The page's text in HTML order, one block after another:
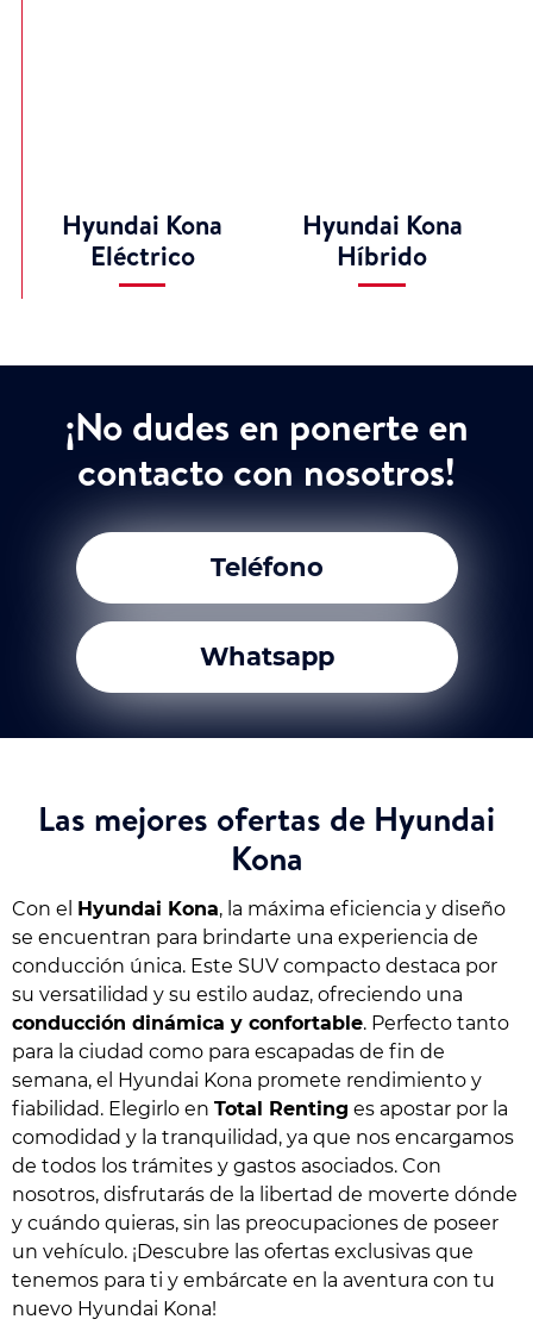
Hyundai Kona
Eléctrico
Hyundai Kona
Híbrido
¡No dudes en ponerte en
contacto con nosotros!
Teléfono
Whatsapp
Las mejores ofertas de Hyundai
Kona
Con el Hyundai Kona, la máxima eficiencia y diseño
se encuentran para brindarte una experiencia de
conducción única. Este SUV compacto destaca por
su versatilidad y su estilo audaz, ofreciendo una
conducción dinámica y confortable. Perfecto tanto
para la ciudad como para escapadas de fin de
semana, el Hyundai Kona promete rendimiento y
fiabilidad. Elegirlo en Total Renting es apostar por la
comodidad y la tranquilidad, ya que nos encargamos
de todos los trámites y gastos asociados. Con
nosotros, disfrutarás de la libertad de moverte dónde
y cuándo quieras, sin las preocupaciones de poseer
un vehículo. ¡Descubre las ofertas exclusivas que
tenemos para ti y embárcate en la aventura con tu
nuevo Hyundai Kona!